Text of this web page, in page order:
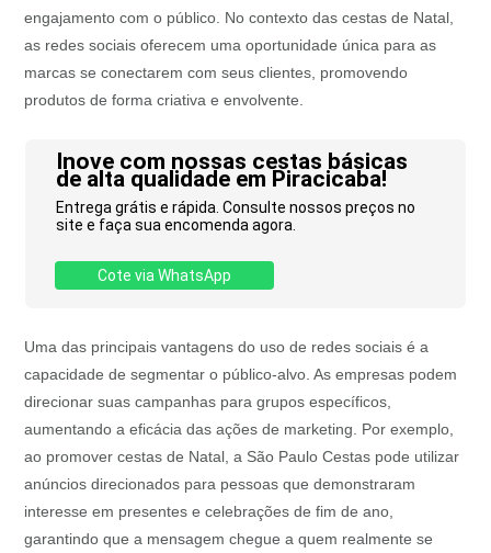
engajamento com o público. No contexto das cestas de Natal,
as redes sociais oferecem uma oportunidade única para as
marcas se conectarem com seus clientes, promovendo
produtos de forma criativa e envolvente.
Inove com nossas cestas básicas
de alta qualidade em Piracicaba!
Entrega grátis e rápida. Consulte nossos preços no
site e faça sua encomenda agora.
Cote via WhatsApp
Uma das principais vantagens do uso de redes sociais é a
capacidade de segmentar o público-alvo. As empresas podem
direcionar suas campanhas para grupos específicos,
aumentando a eficácia das ações de marketing. Por exemplo,
ao promover cestas de Natal, a São Paulo Cestas pode utilizar
anúncios direcionados para pessoas que demonstraram
interesse em presentes e celebrações de fim de ano,
garantindo que a mensagem chegue a quem realmente se